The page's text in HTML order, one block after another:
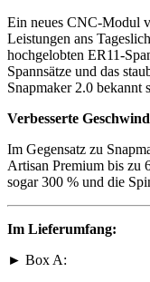
Ein neues CNC-Modul
Leistungen ans
hochgelobten ER11-
Spannsätze und das
Snapmaker 2.0 bekannt
Verbesserte
Im Gegensatz zu
Artisan Premium bis zu
sogar 300 % und die
Im Lieferumfang:
► Box A: